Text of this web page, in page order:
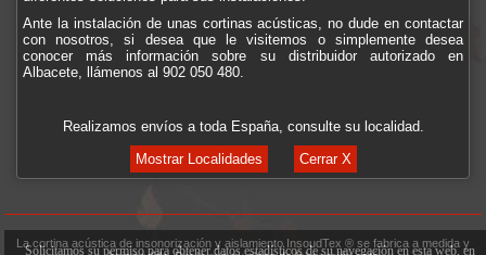
Ante la instalación de unas cortinas acústicas, no dude en contactar
con nosotros, si desea que le visitemos o simplemente desea
conocer más información sobre su distribuidor autorizado en
Albacete, llámenos al 902 050 480.
Realizamos envíos a toda España, consulte su localidad.
Mostrar Localidades
Cerrar X
La cortina acústica de insonorización y aislamiento InsoudTex ® se fabrica a medida y
Solicitamos su permiso para obtener datos estadísticos de su navegación en esta web, en